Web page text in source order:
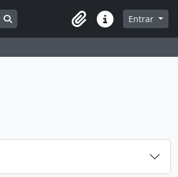
Busque na página de navegação
Atalhos Entrar